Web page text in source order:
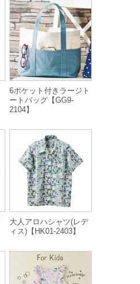
6ポケット付きラージト
ートバッグ【GG9-
2104】
大人アロハシャツ(レデ
ィス)【HK01-2403】